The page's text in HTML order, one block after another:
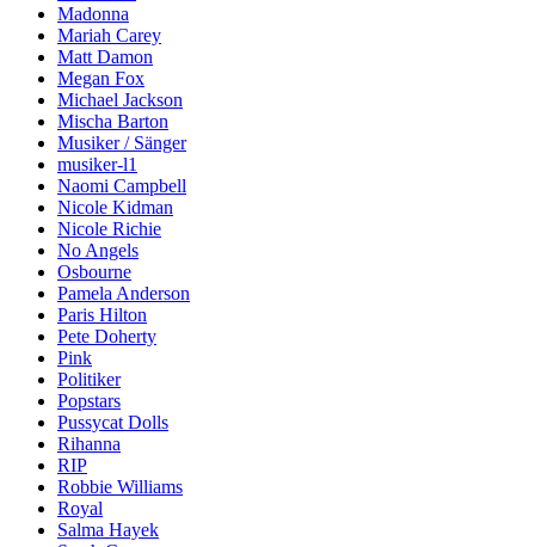
Madonna
Mariah Carey
Matt Damon
Megan Fox
Michael Jackson
Mischa Barton
Musiker / Sänger
musiker-l1
Naomi Campbell
Nicole Kidman
Nicole Richie
No Angels
Osbourne
Pamela Anderson
Paris Hilton
Pete Doherty
Pink
Politiker
Popstars
Pussycat Dolls
Rihanna
RIP
Robbie Williams
Royal
Salma Hayek